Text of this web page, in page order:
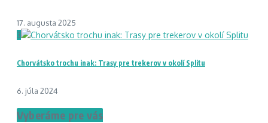
17. augusta 2025
3
Chorvátsko trochu inak: Trasy pre trekerov v okolí Splitu
6. júla 2024
Vyberáme pre vás